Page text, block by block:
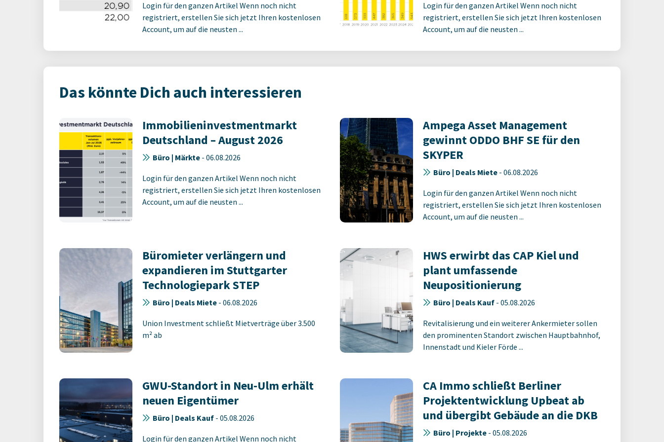
Login für den ganzen Artikel Wenn noch nicht
registriert, erstellen Sie sich jetzt Ihren kostenlosen
Account, um auf die neusten ...
Login für den ganzen Artikel Wenn noch nicht
registriert, erstellen Sie sich jetzt Ihren kostenlosen
Account, um auf die neusten ...
Das könnte Dich auch interessieren
Immobilieninvestmentmarkt
Deutschland – August 2026
Büro | Märkte - 06.08.2026
Login für den ganzen Artikel Wenn noch nicht
registriert, erstellen Sie sich jetzt Ihren kostenlosen
Account, um auf die neusten ...
Ampega Asset Management
gewinnt ODDO BHF SE für den
SKYPER
Büro | Deals Miete - 06.08.2026
Login für den ganzen Artikel Wenn noch nicht
registriert, erstellen Sie sich jetzt Ihren kostenlosen
Account, um auf die neusten ...
Büromieter verlängern und
expandieren im Stuttgarter
Technologiepark STEP
Büro | Deals Miete - 06.08.2026
Union Investment schließt Mietverträge über 3.500
m² ab
HWS erwirbt das CAP Kiel und
plant umfassende
Neupositionierung
Büro | Deals Kauf - 05.08.2026
Revitalisierung und ein weiterer Ankermieter sollen
den prominenten Standort zwischen Hauptbahnhof,
Innenstadt und Kieler Förde ...
GWU-Standort in Neu-Ulm erhält
neuen Eigentümer
Büro | Deals Kauf - 05.08.2026
Login für den ganzen Artikel Wenn noch nicht
CA Immo schließt Berliner
Projektentwicklung Upbeat ab
und übergibt Gebäude an die DKB
Büro | Projekte - 05.08.2026